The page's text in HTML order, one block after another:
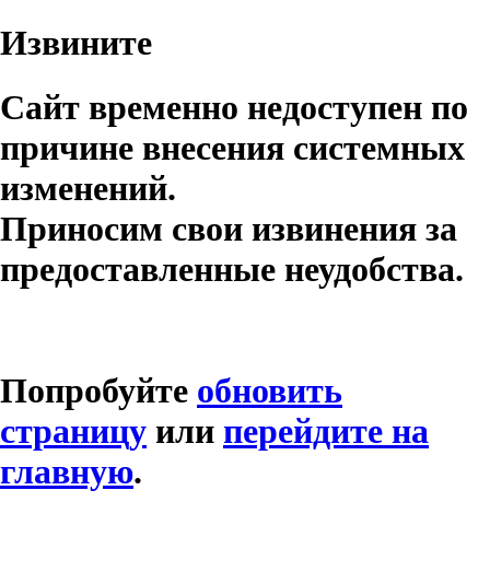
Извините
Сайт временно недоступен по
причине внесения системных
изменений.
Приносим свои извинения за
предоставленные неудобства.
Попробуйте обновить
страницу или перейдите на
главную.